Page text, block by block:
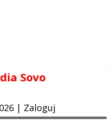
Sovo
| Zaloguj